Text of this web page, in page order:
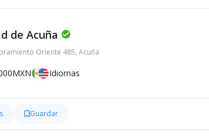
de Acuña
Oriente 485, Acuña
Idiomas
Guardar